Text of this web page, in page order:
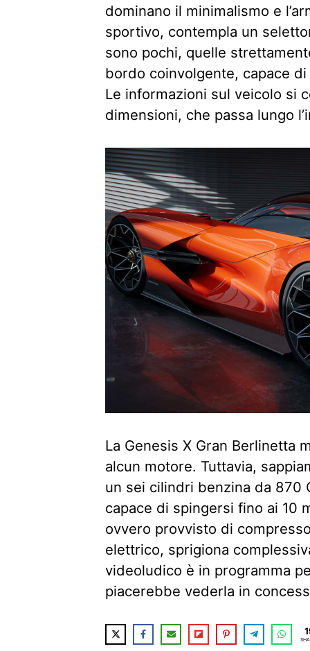
dominano il minimalismo e
sportivo, contempla un
sono pochi, quelle
bordo coinvolgente, capace
Le informazioni sul veicolo si
dimensioni, che passa lungo
La Genesis X Gran Berlinetta
alcun motore. Tuttavia,
un sei cilindri benzina da 870
capace di spingersi fino ai 10
ovvero provvisto di
elettrico, sprigiona
videoludico è in programma
piacerebbe vederla in